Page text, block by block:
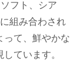
フト、シア
組み合わされ
って、鮮やかな
ています。